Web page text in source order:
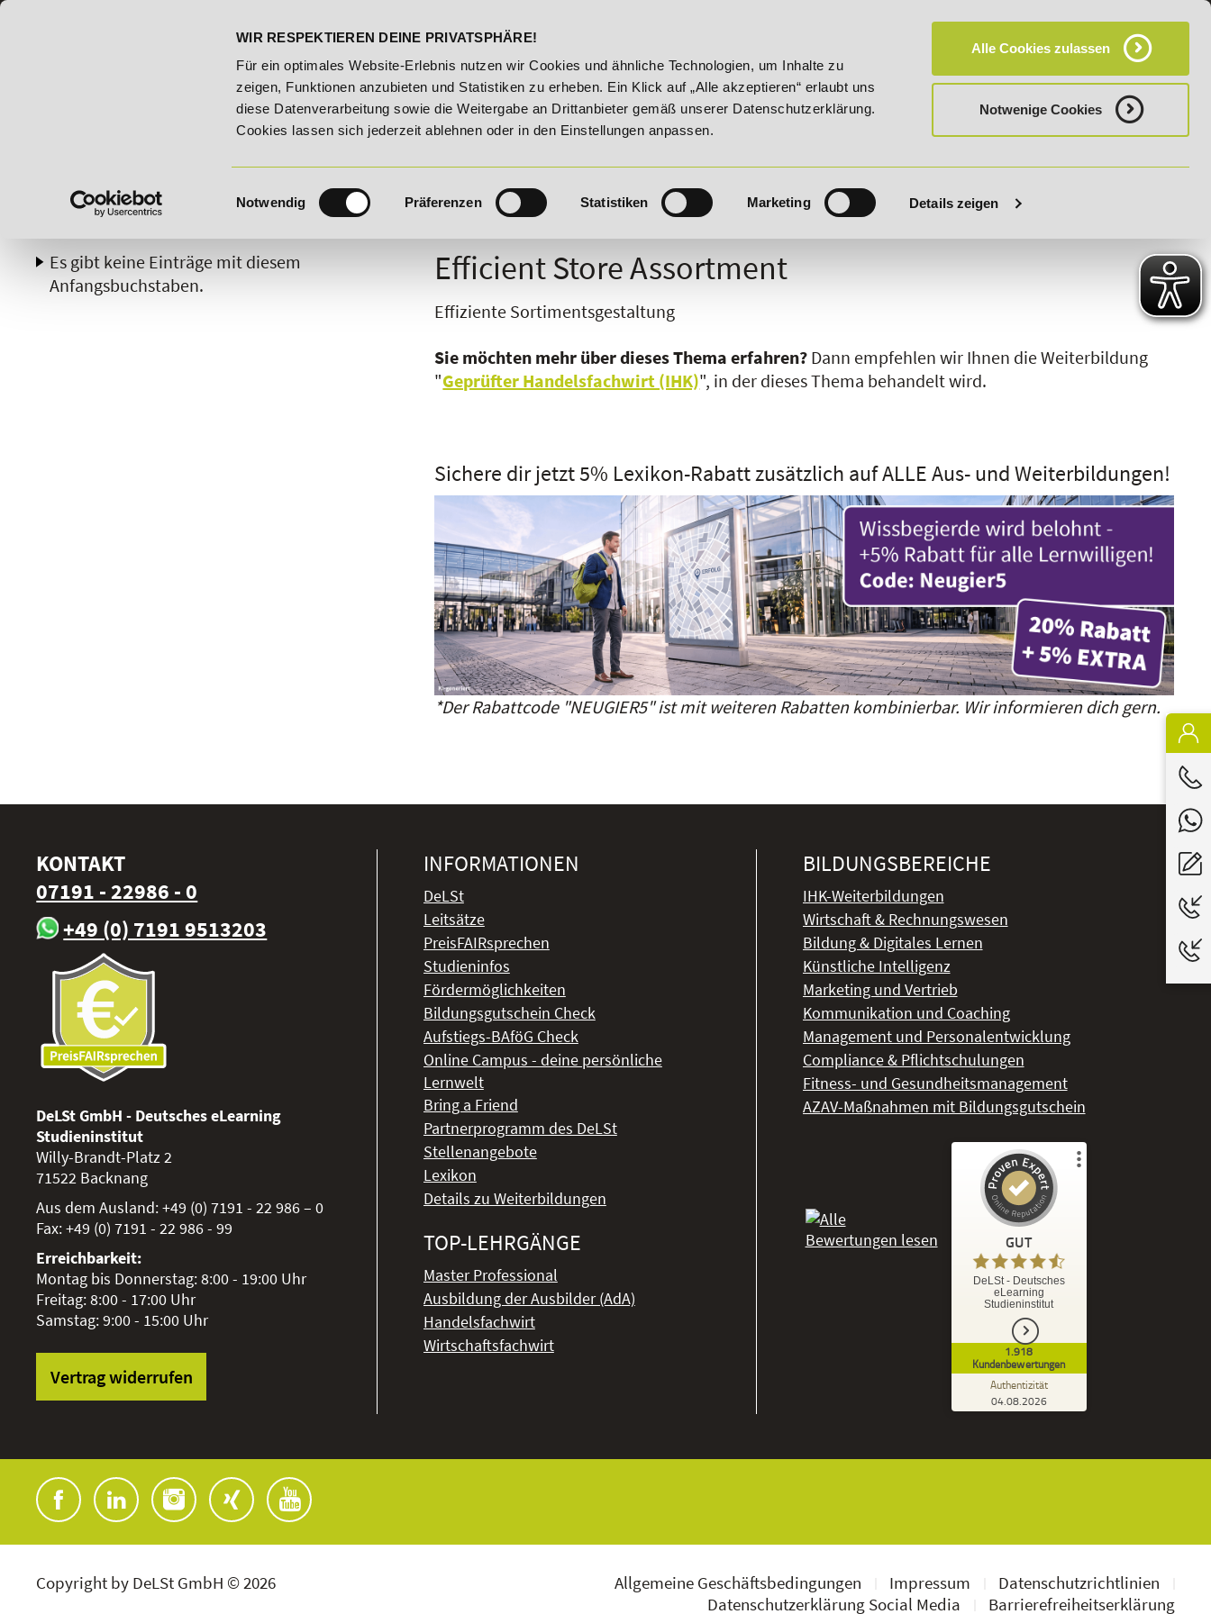
WIR RESPEKTIEREN DEINE PRIVATSPHÄRE!
Für ein optimales Website-Erlebnis nutzen wir Cookies und ähnliche Technologien, um Inhalte zu
zeigen, Funktionen anzubieten und Statistiken zu erheben. Ein Klick auf „Alle akzeptieren“ erlaubt uns
diese Datenverarbeitung sowie die Weitergabe an Drittanbieter gemäß unserer Datenschutzerklärung.
Cookies lassen sich jederzeit ablehnen oder in den Einstellungen anpassen.
Einwilligungsauswahl
Notwendig Präferenzen Statistiken Marketing Details zeigen
Alle Cookies zulassen
Notwenige Cookies
HÄUFIG GESTELLTE FRAGEN (FAQ) CAMPUS
20% Rabatt bis 03.09.2026 - Bildungsroute! 20% Rabatt bis 03.09.2026 - Bildungsroute! 20% Rabatt bis 03.09.2026 - Bildungsroute! 20% Rabatt bis
B C G H K L O P S V
Efficient Store Assortment
Effiziente Sortimentsgestaltung
Sie möchten mehr über dieses Thema erfahren? Dann empfehlen wir Ihnen die Weiterbildung
"Geprüfter Handelsfachwirt (IHK)", in der dieses Thema behandelt wird.
Sichere dir jetzt 5% Lexikon-Rabatt zusätzlich auf ALLE Aus- und Weiterbildungen!
*Der Rabattcode "NEUGIER5" ist mit weiteren Rabatten kombinierbar. Wir informieren dich gern.
Es gibt keine Einträge mit diesem
Anfangsbuchstaben.
KONTAKT
07191 - 22986 - 0
+49 (0) 7191 9513203
DeLSt GmbH - Deutsches eLearning
Studieninstitut
Willy-Brandt-Platz 2
71522 Backnang
Aus dem Ausland:+49 (0) 7191 - 22 986 – 0
Fax:+49 (0) 7191 - 22 986 - 99
Erreichbarkeit:
Montag bis Donnerstag: 8:00 - 19:00 Uhr
Freitag: 8:00 - 17:00 Uhr
Samstag: 9:00 - 15:00 Uhr
Vertrag widerrufen
INFORMATIONEN
DeLSt
Leitsätze
PreisFAIRsprechen
Studieninfos
Fördermöglichkeiten
Bildungsgutschein Check
Aufstiegs-BAföG Check
Online Campus - deine persönliche
Lernwelt
Bring a Friend
Partnerprogramm des DeLSt
Stellenangebote
Lexikon
Details zu Weiterbildungen
TOP-LEHRGÄNGE
Master Professional
Ausbildung der Ausbilder (AdA)
Handelsfachwirt
Wirtschaftsfachwirt
BILDUNGSBEREICHE
IHK-Weiterbildungen
Wirtschaft & Rechnungswesen
Bildung & Digitales Lernen
Künstliche Intelligenz
Marketing und Vertrieb
Kommunikation und Coaching
Management und Personalentwicklung
Compliance & Pflichtschulungen
Fitness- und Gesundheitsmanagement
AZAV-Maßnahmen mit Bildungsgutschein
GUT
DeLSt - Deutsches
eLearning
Studieninstitut
1.918
Kundenbewertungen
Authentizität
04.08.2026
Kundenbewertungen und Erfahrungen zu
DeLSt - Deutsches eLearning Studieninstitut
ProvenExpert.com
ProvenExpert.com
1.827
Bewertungen von
Copyright by DeLSt GmbH © 2026 Allgemeine Geschäftsbedingungen Impressum
Datenschutzrichtlinien
Datenschutzerklärung Social Media
Barrierefreiheitserklärung